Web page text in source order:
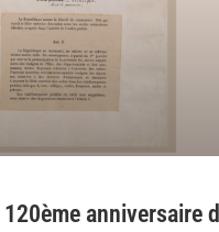
120ème anniversaire